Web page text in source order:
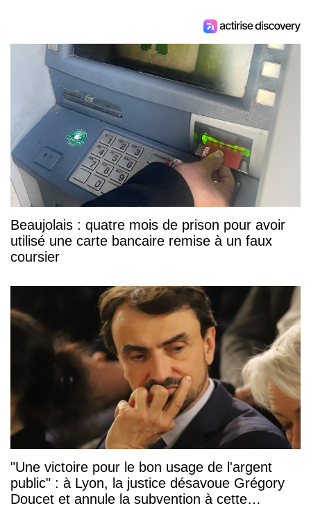
Beaujolais : quatre mois de prison pour avoir
utilisé une carte bancaire remise à un faux
coursier
"Une victoire pour le bon usage de l'argent
public" : à Lyon, la justice désavoue Grégory
Doucet et annule la subvention à cette